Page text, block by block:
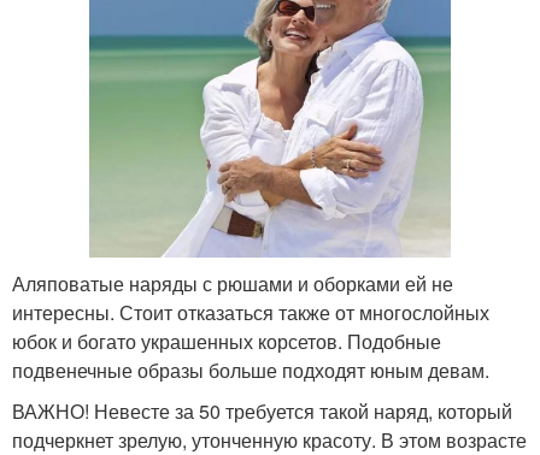
Аляповатые наряды с рюшами и оборками ей не
интересны. Стоит отказаться также от многослойных
юбок и богато украшенных корсетов. Подобные
подвенечные образы больше подходят юным девам.
ВАЖНО! Невесте за 50 требуется такой наряд, который
подчеркнет зрелую, утонченную красоту. В этом возрасте